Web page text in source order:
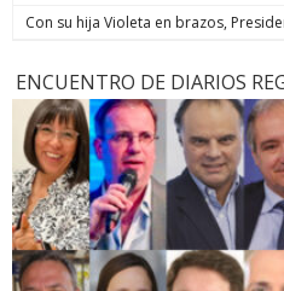
Con su hija Violeta en brazos,
ENCUENTRO DE DIARIOS